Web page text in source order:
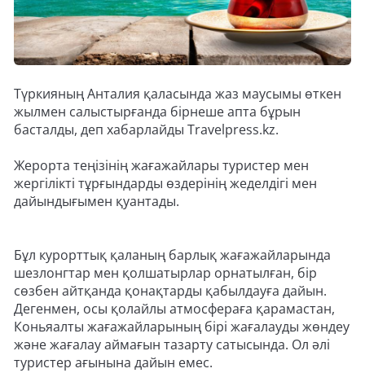
Түркияның Анталия қаласында жаз маусымы өткен
жылмен салыстырғанда бірнеше апта бұрын
басталды, деп хабарлайды Travelpress.kz.
Жерорта теңізінің жағажайлары туристер мен
жергілікті тұрғындарды өздерінің жеделдігі мен
дайындығымен қуантады.
Бұл курорттық қаланың барлық жағажайларында
шезлонгтар мен қолшатырлар орнатылған, бір
сөзбен айтқанда қонақтарды қабылдауға дайын.
Дегенмен, осы қолайлы атмосфераға қарамастан,
Коньяалты жағажайларының бірі жағалауды жөндеу
және жағалау аймағын тазарту сатысында. Ол әлі
туристер ағынына дайын емес.